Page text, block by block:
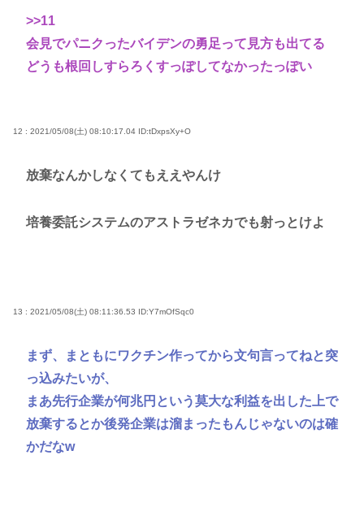
>>11
会見でパニクったバイデンの勇足って見方も出てる
どうも根回しすらろくすっぽしてなかったっぽい
12 : 2021/05/08(土) 08:10:17.04 ID:tDxpsXy+O
放棄なんかしなくてもええやんけ
培養委託システムのアストラゼネカでも射っとけよ
13 : 2021/05/08(土) 08:11:36.53 ID:Y7mOfSqc0
まず、まともにワクチン作ってから文句言ってねと突
っ込みたいが、
まあ先行企業が何兆円という莫大な利益を出した上で
放棄するとか後発企業は溜まったもんじゃないのは確
かだなw